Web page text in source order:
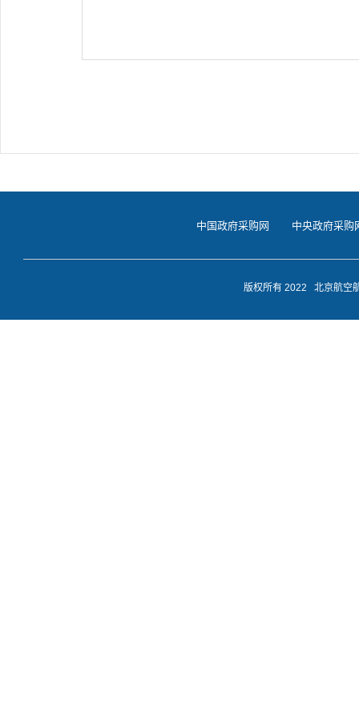
中国政府采购网 中央政府采购
版权所有 2022 北京航